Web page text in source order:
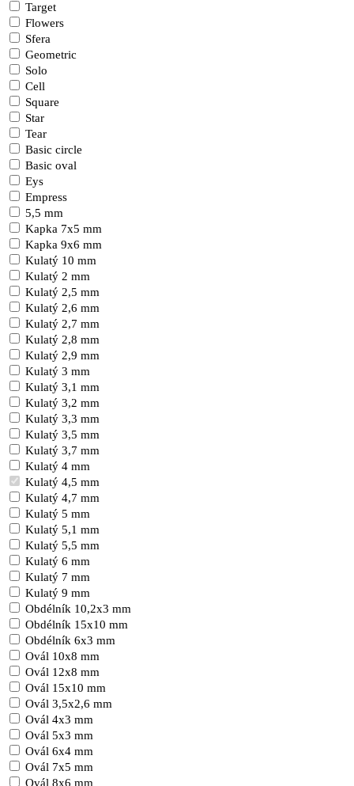
Target
Flowers
Sfera
Geometric
Solo
Cell
Square
Star
Tear
Basic circle
Basic oval
Eys
Empress
5,5 mm
Kapka 7x5 mm
Kapka 9x6 mm
Kulatý 10 mm
Kulatý 2 mm
Kulatý 2,5 mm
Kulatý 2,6 mm
Kulatý 2,7 mm
Kulatý 2,8 mm
Kulatý 2,9 mm
Kulatý 3 mm
Kulatý 3,1 mm
Kulatý 3,2 mm
Kulatý 3,3 mm
Kulatý 3,5 mm
Kulatý 3,7 mm
Kulatý 4 mm
Kulatý 4,5 mm
Kulatý 4,7 mm
Kulatý 5 mm
Kulatý 5,1 mm
Kulatý 5,5 mm
Kulatý 6 mm
Kulatý 7 mm
Kulatý 9 mm
Obdélník 10,2x3 mm
Obdélník 15x10 mm
Obdélník 6x3 mm
Ovál 10x8 mm
Ovál 12x8 mm
Ovál 15x10 mm
Ovál 3,5x2,6 mm
Ovál 4x3 mm
Ovál 5x3 mm
Ovál 6x4 mm
Ovál 7x5 mm
Ovál 8x6 mm